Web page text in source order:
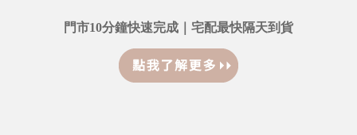
門市10分鐘快速完成｜宅配最快隔天到貨